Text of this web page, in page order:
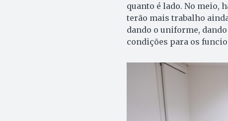
quanto é lado. No meio,
terão mais trabalho
dando o uniforme,
condições para os